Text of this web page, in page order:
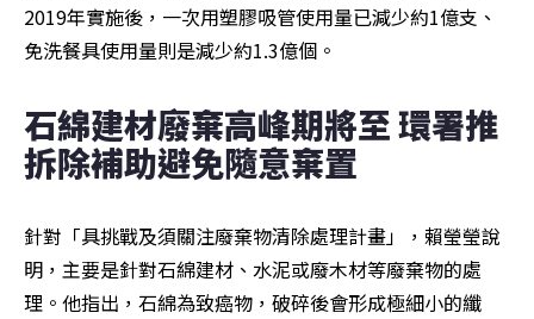
2019年實施後，一次用塑膠吸管使用量已減少約1億支、
免洗餐具使用量則是減少約1.3億個。
石綿建材廢棄高峰期將至 環署推
拆除補助避免隨意棄置
針對「具挑戰及須關注廢棄物清除處理計畫」，賴瑩瑩說
明，主要是針對石綿建材、水泥或廢木材等廢棄物的處
理。他指出，石綿為致癌物，破碎後會形成極細小的纖